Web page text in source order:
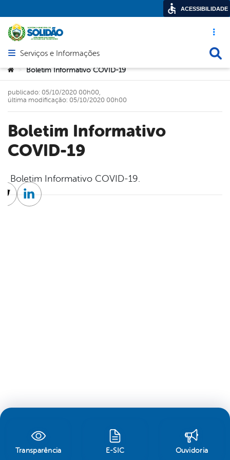
Acesso
Abrir menu principal de navegação
Serviços e Informações
Você está aqui:
> Boletim Informativo COVID-19
Boletim Informativo
COVID-19
publicado: 05/10/2020 00h00,
última modificação: 05/10/2020 00h00
Boletim Informativo COVID-19.
TwitterLinkedin
Transparência E-SIC Ouvidoria
ACESSIBILIDADE